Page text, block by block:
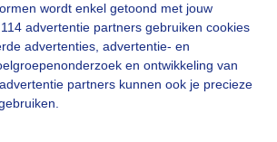
wordt enkel getoond met jouw
advertentie partners gebruiken cookies
advertenties, advertentie- en
en ontwikkeling van
partners kunnen ook je precieze
Een moment geduld aub...